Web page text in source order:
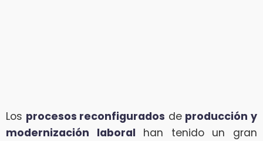
Los procesos reconfigurados de producción y
modernización laboral han tenido un gran